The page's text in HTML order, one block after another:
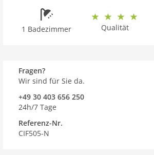
1 Badezimmer Qualität
Fragen?
Wir sind für Sie da.
+49 30 403 656 250
24h/7 Tage
Referenz-Nr.
CIF505-N